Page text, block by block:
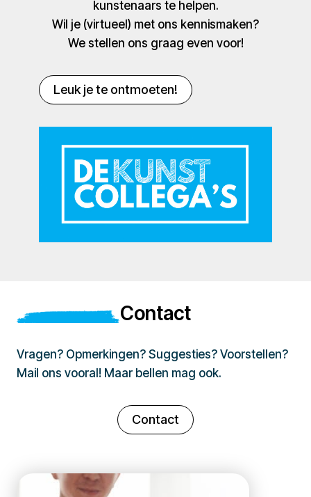
kunstenaars te helpen.
Wil je (virtueel) met ons kennismaken?
We stellen ons graag even voor!
Leuk je te ontmoeten!
Contact
Vragen? Opmerkingen? Suggesties? Voorstellen?
Mail ons vooral! Maar bellen mag ook.
Contact